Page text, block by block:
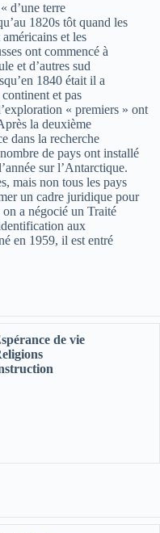
d’une terre
1820s tôt quand les
et les
ont commencé à
et d’autres sud
1840 était il a
et pas
« premiers » ont
la deuxième
dans la recherche
de pays ont installé
sur l’Antarctique.
mais non tous les pays
un cadre juridique pour
a négocié un Traité
aux
en 1959, il est entré
de vie